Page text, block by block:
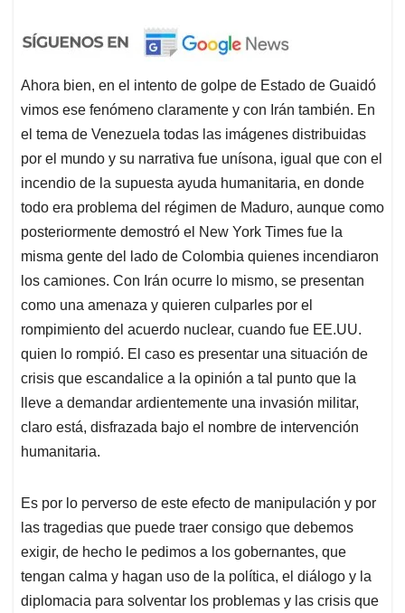
Ahora bien, en el intento de golpe de Estado de Guaidó
vimos ese fenómeno claramente y con Irán también. En
el tema de Venezuela todas las imágenes distribuidas
por el mundo y su narrativa fue unísona, igual que con el
incendio de la supuesta ayuda humanitaria, en donde
todo era problema del régimen de Maduro, aunque como
posteriormente demostró el New York Times fue la
misma gente del lado de Colombia quienes incendiaron
los camiones. Con Irán ocurre lo mismo, se presentan
como una amenaza y quieren culparles por el
rompimiento del acuerdo nuclear, cuando fue EE.UU.
quien lo rompió. El caso es presentar una situación de
crisis que escandalice a la opinión a tal punto que la
lleve a demandar ardientemente una invasión militar,
claro está, disfrazada bajo el nombre de intervención
humanitaria.
Es por lo perverso de este efecto de manipulación y por
las tragedias que puede traer consigo que debemos
exigir, de hecho le pedimos a los gobernantes, que
tengan calma y hagan uso de la política, el diálogo y la
diplomacia para solventar los problemas y las crisis que